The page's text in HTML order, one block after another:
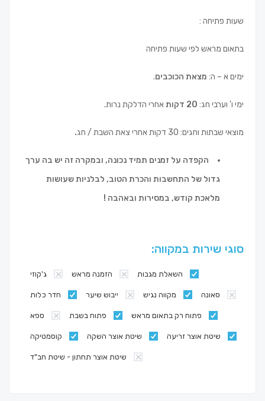
שעות פתיחה :
בתאום מראש לפי שעות פתיחה
ימים א – ה: מצאת הכוכבים.
ימי ו' וערבי חג: 20 דקות אחרי הדלקת נרות.
מוצאי שבתות וחגים: 30 דקות אחרי צאת השבת / חג .
הקפדה על זמנים תמיד נכונה, ובמקרה זה יש בה ערך
גדול של התחשבות והכרת הטוב, לבלניות שעושות
מלאכת קודש, במסירות ובאהבה !
סוגי שירות במקווה:
ג'קוזי הזמנה מראש השאלת מגבות
חדר כלות ייבוש שיער מקווה נגיש סאונה
ספא פתוח בשבת פתוח רק בתאום מראש
קוסמטיקה שיטת אוצר השקה שיטת אוצר זריעה
שיטת אוצר תחתון - שיטת חב"ד